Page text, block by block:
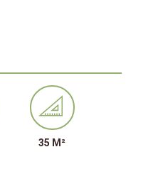
35 M²